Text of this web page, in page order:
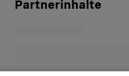
Partnerinhalte